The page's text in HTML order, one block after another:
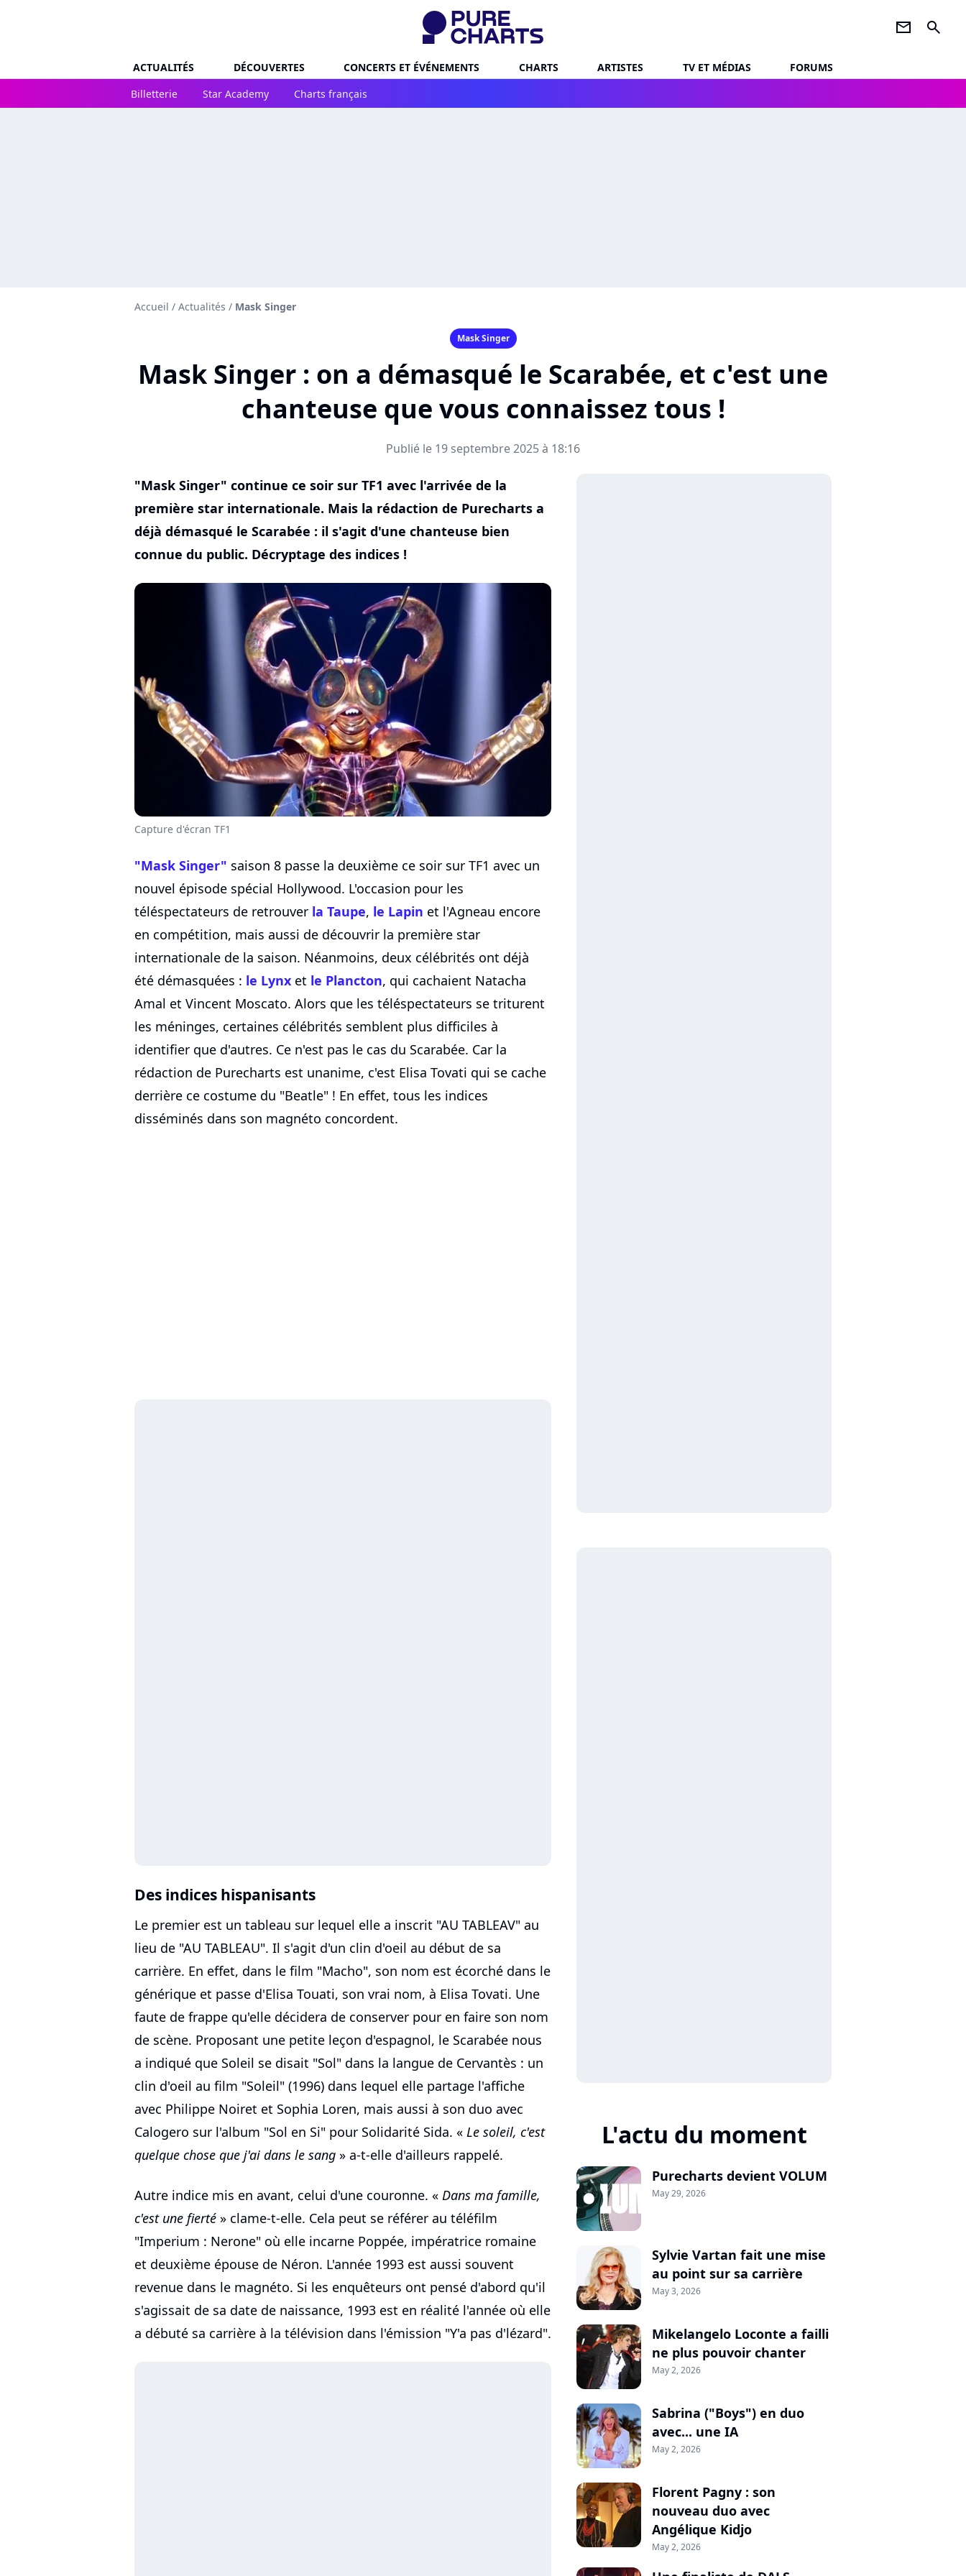
newsletter search
ACTUALITÉS DÉCOUVERTES CONCERTS ET ÉVÉNEMENTS CHARTS ARTISTES TV ET MÉDIAS
FORUMS
Billetterie
Star Academy Charts français
Accueil / Actualités / Mask Singer
Mask Singer
Mask Singer : on a démasqué le Scarabée, et c'est une
chanteuse que vous connaissez tous !
Publié le 19 septembre 2025 à 18:16
"Mask Singer" continue ce soir sur TF1 avec l'arrivée de la
première star internationale. Mais la rédaction de Purecharts a
déjà démasqué le Scarabée : il s'agit d'une chanteuse bien
connue du public. Décryptage des indices !
Capture d'écran TF1
"Mask Singer" saison 8 passe la deuxième ce soir sur TF1 avec un
nouvel épisode spécial Hollywood. L'occasion pour les
téléspectateurs de retrouver la Taupe, le Lapin et l'Agneau encore
en compétition, mais aussi de découvrir la première star
internationale de la saison. Néanmoins, deux célébrités ont déjà
été démasquées : le Lynx et le Plancton, qui cachaient Natacha
Amal et Vincent Moscato. Alors que les téléspectateurs se triturent
les méninges, certaines célébrités semblent plus difficiles à
identifier que d'autres. Ce n'est pas le cas du Scarabée. Car la
rédaction de Purecharts est unanime, c'est Elisa Tovati qui se cache
derrière ce costume du "Beatle" ! En effet, tous les indices
disséminés dans son magnéto concordent.
Des indices hispanisants
Le premier est un tableau sur lequel elle a inscrit "AU TABLEAV" au
lieu de "AU TABLEAU". Il s'agit d'un clin d'oeil au début de sa
carrière. En effet, dans le film "Macho", son nom est écorché dans le
générique et passe d'Elisa Touati, son vrai nom, à Elisa Tovati. Une
faute de frappe qu'elle décidera de conserver pour en faire son nom
de scène. Proposant une petite leçon d'espagnol, le Scarabée nous
a indiqué que Soleil se disait "Sol" dans la langue de Cervantès : un
clin d'oeil au film "Soleil" (1996) dans lequel elle partage l'affiche
avec Philippe Noiret et Sophia Loren, mais aussi à son duo avec
Calogero sur l'album "Sol en Si" pour Solidarité Sida. « Le soleil, c'est
quelque chose que j'ai dans le sang » a-t-elle d'ailleurs rappelé.
Autre indice mis en avant, celui d'une couronne. « Dans ma famille,
c'est une fierté » clame-t-elle. Cela peut se référer au téléfilm
"Imperium : Nerone" où elle incarne Poppée, impératrice romaine
et deuxième épouse de Néron. L'année 1993 est aussi souvent
revenue dans le magnéto. Si les enquêteurs ont pensé d'abord qu'il
s'agissait de sa date de naissance, 1993 est en réalité l'année où elle
a débuté sa carrière à la télévision dans l'émission "Y'a pas d'lézard".
L'actu du moment
Purecharts devient VOLUM
May 29, 2026
Sylvie Vartan fait une mise
au point sur sa carrière
May 3, 2026
Mikelangelo Loconte a failli
ne plus pouvoir chanter
May 2, 2026
Sabrina ("Boys") en duo
avec... une IA
May 2, 2026
Florent Pagny : son
nouveau duo avec
Angélique Kidjo
May 2, 2026